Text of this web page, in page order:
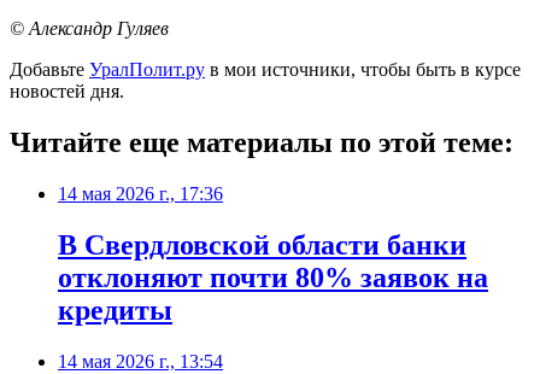
© Александр Гуляев
Добавьте УралПолит.ру в мои источники, чтобы быть в курсе
новостей дня.
Читайте еще материалы по этой теме:
14 мая 2026 г., 17:36
В Свердловской области банки
отклоняют почти 80% заявок на
кредиты
14 мая 2026 г., 13:54